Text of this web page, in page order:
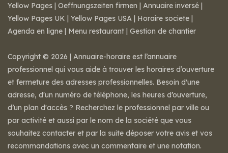
Yellow Pages | Oeffnungszeiten firmen | Annuaire inversé |
Yellow Pages UK | Yellow Pages USA | Horaire societe |
Agenda en ligne | Menu restaurant | Gestion de chantier
Copyright © 2026 | Annuaire-horaire est l’annuaire
professionnel qui vous aide à trouver les horaires d’ouverture
et fermeture des adresses professionnelles. Besoin d'une
adresse, d'un numéro de téléphone, les heures d’ouverture,
d’un plan d'accès ? Recherchez le professionnel par ville ou
par activité et aussi par le nom de la société que vous
souhaitez contacter et par la suite déposer votre avis et vos
recommandations avec un commentaire et une notation.